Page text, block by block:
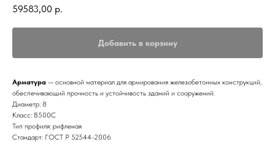
59583,00 р.
Добавить в корзину
Арматура — основной материал для армирования железобетонных конструкций,
обеспечивающий прочность и устойчивость зданий и сооружений.
Диаметр: 8
Класс: В500С
Тип профиля: рифленая
Стандарт: ГОСТ Р 52544-2006